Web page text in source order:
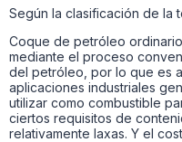
Según la clasificación de la
Coque de petróleo
mediante el proceso
del petróleo, por lo que es
aplicaciones industriales
utilizar como combustible
ciertos requisitos de
relativamente laxas. Y el